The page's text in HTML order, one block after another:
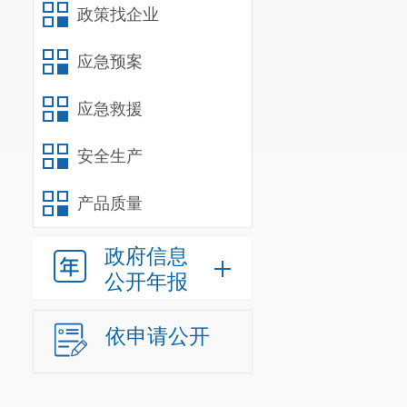
政策找企业
应急预案
应急救援
安全生产
产品质量
政府信息
公开年报
依申请公开